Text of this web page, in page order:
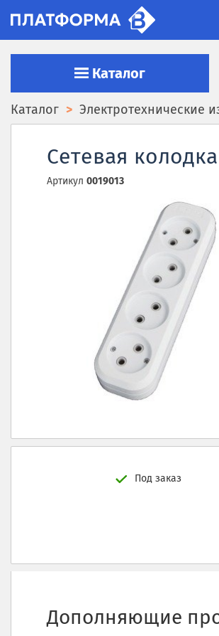
Каталог
Каталог Электротехнические
Сетевая
Артикул 0019013
Под заказ
Дополняющие